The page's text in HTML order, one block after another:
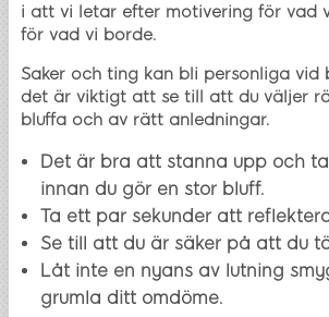
i att vi letar efter motivering för vad
för vad vi borde.
Saker och ting kan bli personliga vid
det är viktigt att se till att du väljer
bluffa och av rätt anledningar.
Det är bra att stanna upp och
innan du gör en stor bluff.
Ta ett par sekunder att
Se till att du är säker på att du
Låt inte en nyans av lutning
grumla ditt omdöme.